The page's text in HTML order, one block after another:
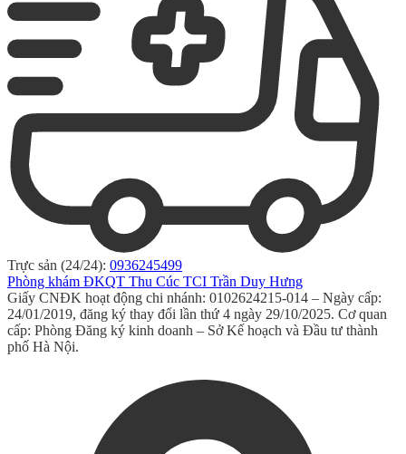
Trực sản (24/24): 0936245499
Phòng khám ĐKQT Thu Cúc TCI Trần Duy Hưng
Giấy CNĐK hoạt động chi nhánh: 0102624215-014 – Ngày cấp:
24/01/2019, đăng ký thay đổi lần thứ 4 ngày 29/10/2025. Cơ quan
cấp: Phòng Đăng ký kinh doanh – Sở Kế hoạch và Đầu tư thành
phố Hà Nội.